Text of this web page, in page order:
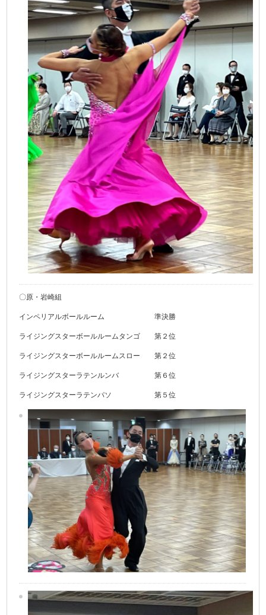
〇原・岩崎組
インペリアルボールルーム 準決勝
ライジングスターボールルームタンゴ 第２位
ライジングスターボールルームスロー 第２位
ライジングスターラテンルンバ 第６位
ライジングスターラテンパソ 第５位